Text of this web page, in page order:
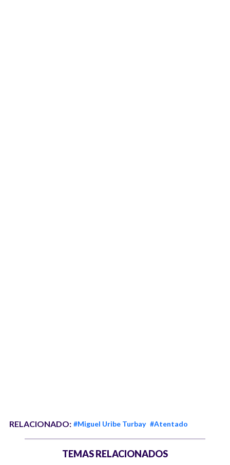
RELACIONADO: #Miguel Uribe Turbay #Atentado
TEMAS RELACIONADOS